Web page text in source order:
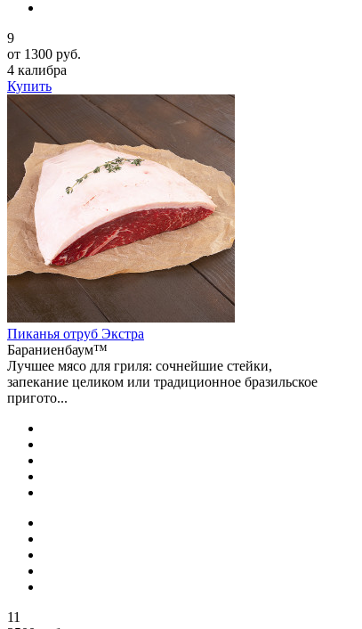
9
от 1300 руб.
4 калибра
Купить
Пиканья отруб Экстра
Бараниенбаум™
Лучшее мясо для гриля: сочнейшие стейки,
запекание целиком или традиционное бразильское
пригото...
11